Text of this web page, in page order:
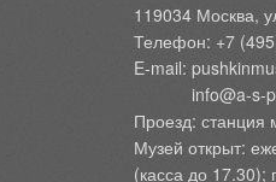
119034 Москва,
Телефон: +7
E-mail:
Проезд: станция
Музей открыт:
(касса до 17.30);